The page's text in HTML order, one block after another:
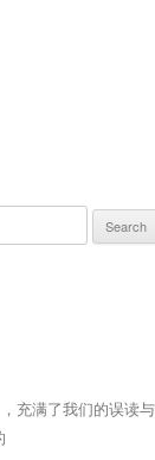
充满了我们的误读